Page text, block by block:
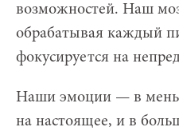
возможностей. Наш
обрабатывая каждый
фокусируется на
Наши эмоции — в
на настоящее, и в